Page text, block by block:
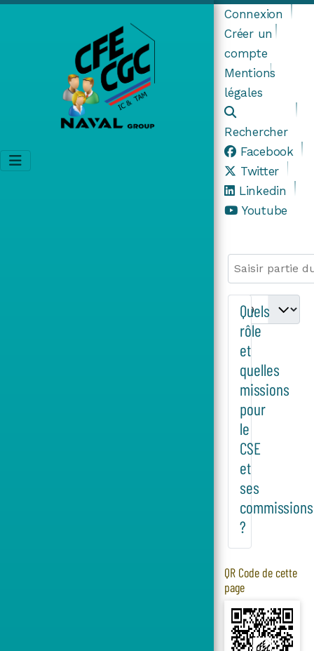
Connexion
Créer un
compte
Mentions
légales
Rechercher
Facebook
Twitter
Linkedin
Youtube
Saisir partie
Afficher #
Quels
rôle
et
quelles
missions
pour
le
CSE
et
ses
commissions
?
QR Code de cette
page